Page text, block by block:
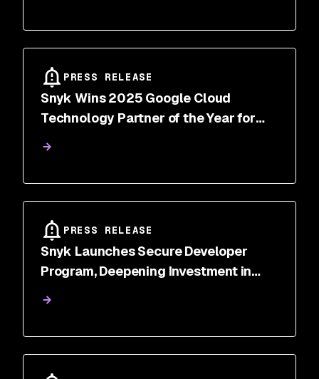
PRESS RELEASE
Snyk Wins 2025 Google Cloud
Technology Partner of the Year for
PRESS RELEASE
Snyk Launches Secure Developer
Program, Deepening Investment in